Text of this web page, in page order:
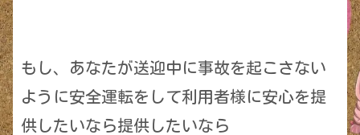
もし、あなたが送迎中に事故を起こさない
ように安全運転をして利用者様に安心を提
供したいなら提供したいなら